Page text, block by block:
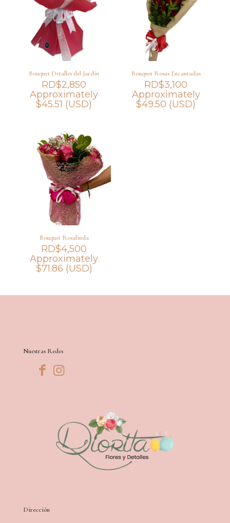
Bouquet Detalles del Jardín
RD$2,850
Approximately
$45.51 (USD)
Bouquet Rosas Encantadas
RD$3,100
Approximately
$49.50 (USD)
Bouquet Rosalinda
RD$4,500
Approximately
$71.86 (USD)
Nuestras Redes
Dirección